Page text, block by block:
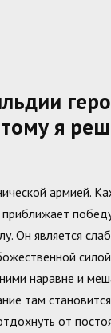
я
армией.
Он является
наравне и
там
от